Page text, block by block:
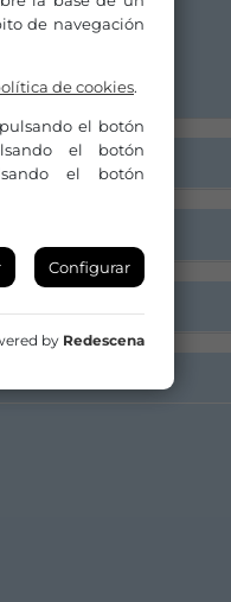
de navegación
de cookies.
el botón
el botón
el botón
Configurar
by Redescena